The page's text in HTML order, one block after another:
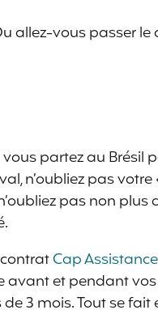
allez-vous passer
vous partez au Brésil
n’oubliez pas votre
pas non plus
Cap
avant et pendant
3 mois. Tout se fait